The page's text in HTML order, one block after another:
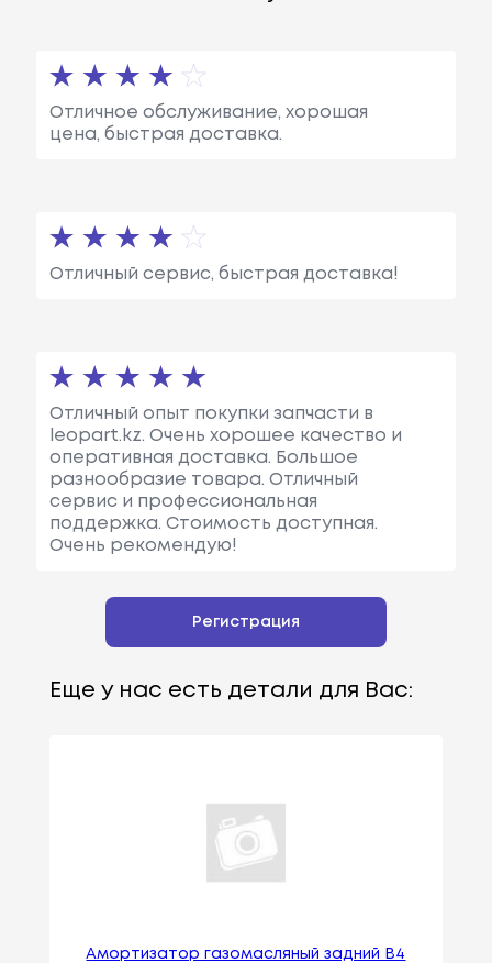
Отличное обслуживание, хорошая
цена, быстрая доставка.
Отличный сервис, быстрая доставка!
Отличный опыт покупки запчасти в
leopart.kz. Очень хорошее качество и
оперативная доставка. Большое
разнообразие товара. Отличный
сервис и профессиональная
поддержка. Стоимость доступная.
Очень рекомендую!
Регистрация
Еще у нас есть детали для Вас:
Амортизатор газомасляный задний B4